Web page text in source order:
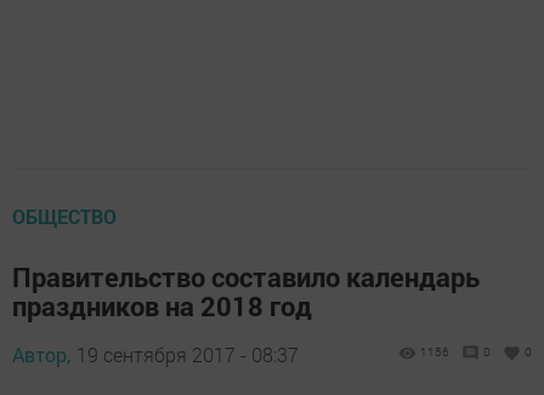
ОБЩЕСТВО
Правительство составило календарь
праздников на 2018 год
Автор, 19 сентября 2017 - 08:37 1156 0 0